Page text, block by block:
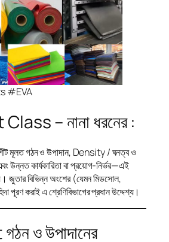
#EVA
– নানা ধরনের :
মূলত গঠন ও উপাদান, Density / ঘনত্ব ও
কার্যকারিতা বা প্রয়োগ-নির্ভর—এই
জুতার বিভিন্ন অংশের (যেমন মিডসোল,
পূরণ করাই এ শ্রেণিবিভাগের প্রধান উদ্দেশ্য।
ও উপাদানের